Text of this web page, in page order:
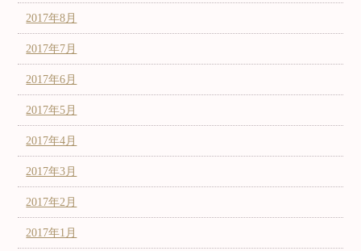
2017年8月
2017年7月
2017年6月
2017年5月
2017年4月
2017年3月
2017年2月
2017年1月